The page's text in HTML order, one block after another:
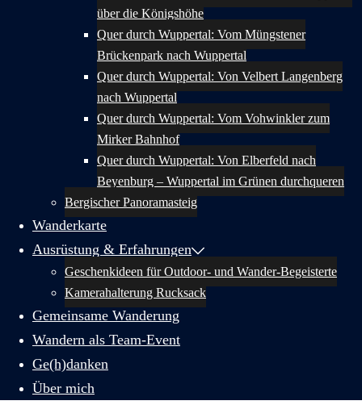
über die Königshöhe
Quer durch Wuppertal: Vom Müngstener
Brückenpark nach Wuppertal
Quer durch Wuppertal: Von Velbert Langenberg
nach Wuppertal
Quer durch Wuppertal: Vom Vohwinkler zum
Mirker Bahnhof
Quer durch Wuppertal: Von Elberfeld nach
Beyenburg – Wuppertal im Grünen durchqueren
Bergischer Panoramasteig
Wanderkarte
Ausrüstung & Erfahrungen
Geschenkideen für Outdoor- und Wander-Begeisterte
Kamerahalterung Rucksack
Gemeinsame Wanderung
Wandern als Team-Event
Ge(h)danken
Über mich